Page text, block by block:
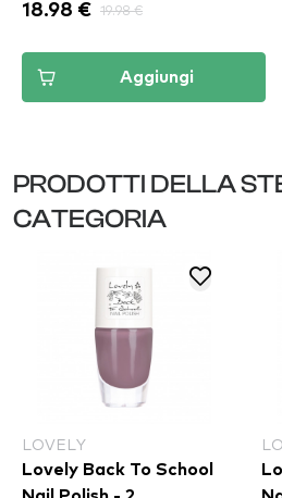
18.98 € 19.98 €
Aggiungi
PRODOTTI DELLA
CATEGORIA
LOVELY
Lovely Back To School